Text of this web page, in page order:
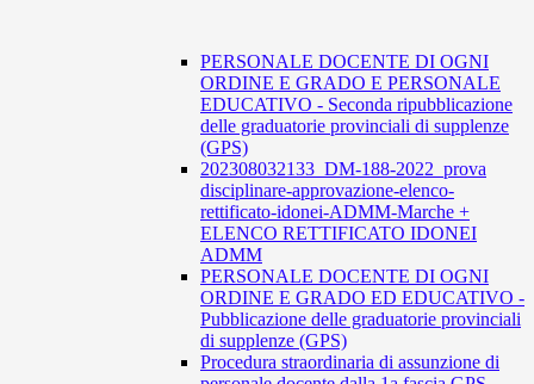
PERSONALE DOCENTE DI OGNI
ORDINE E GRADO E PERSONALE
EDUCATIVO - Seconda ripubblicazione
delle graduatorie provinciali di supplenze
(GPS)
202308032133_DM-188-2022_prova
disciplinare-approvazione-elenco-
rettificato-idonei-ADMM-Marche +
ELENCO RETTIFICATO IDONEI
ADMM
PERSONALE DOCENTE DI OGNI
ORDINE E GRADO ED EDUCATIVO -
Pubblicazione delle graduatorie provinciali
di supplenze (GPS)
Procedura straordinaria di assunzione di